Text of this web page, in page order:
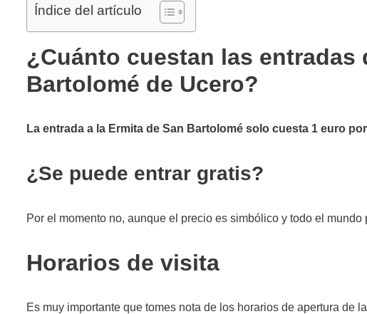
Índice del artículo
¿Cuánto cuestan las entradas
Bartolomé de Ucero?
La entrada a la Ermita de San Bartolomé solo cuesta 1 euro
¿Se puede entrar gratis?
Por el momento no, aunque el precio es simbólico y todo el mundo
Horarios de visita
Es muy importante que tomes nota de los horarios de apertura de